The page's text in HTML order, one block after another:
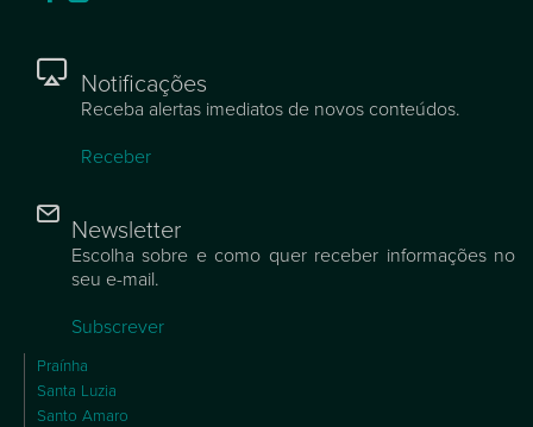
Notificações
Receba alertas imediatos de novos conteúdos.
Receber
Newsletter
Escolha sobre e como quer receber informações no
seu e-mail.
Subscrever
Praínha
Santa Luzia
Santo Amaro